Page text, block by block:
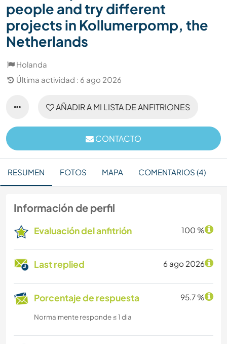
people and try different
projects in Kollumerpomp, the
Netherlands
Holanda
Última actividad : 6 ago 2026
AÑADIR A MI LISTA DE ANFITRIONES
CONTACTO
RESUMEN FOTOS MAPA COMENTARIOS (4)
Información de perfil
Evaluación del anfitrión 100 %
Last replied 6 ago 2026
Porcentaje de respuesta 95.7 %
Normalmente responde ≤ 1 dia